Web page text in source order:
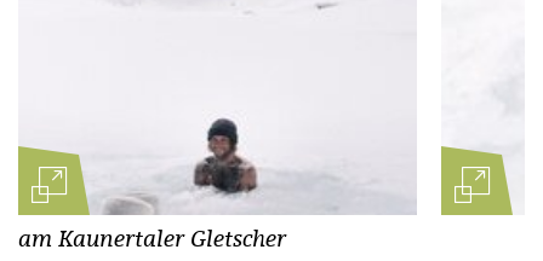
am Kaunertaler Gletscher